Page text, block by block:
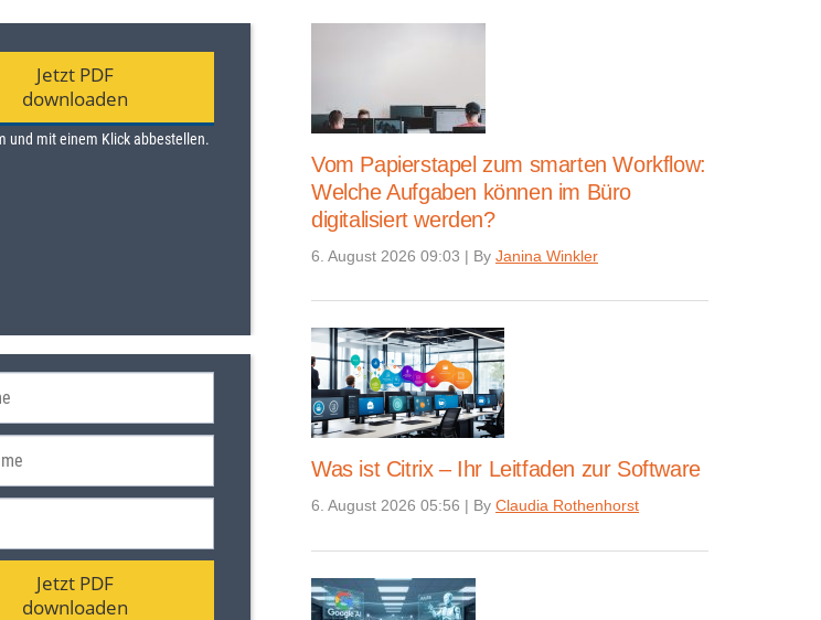
Vom Papierstapel zum smarten Workflow:
Welche Aufgaben können im Büro
digitalisiert werden?
6. August 2026 09:03 | By Janina Winkler
Was ist Citrix – Ihr Leitfaden zur Software
6. August 2026 05:56 | By Claudia Rothenhorst